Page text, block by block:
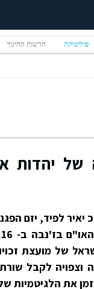
פוליטיקה חדשות החינוך
של יהדות
לפיד, יזם
של מועצת
וצפויה לקבל
את הלגיטמיות